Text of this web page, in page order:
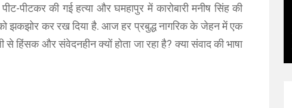
पीट-पीटकर की गई हत्या और घमहापुर में कारोबारी मनीष सिंह की
को झकझोर कर रख दिया है. आज हर प्रबुद्ध नागरिक के जेहन में एक
हिंसक और संवेदनहीन क्यों होता जा रहा है? क्या संवाद की भाषा